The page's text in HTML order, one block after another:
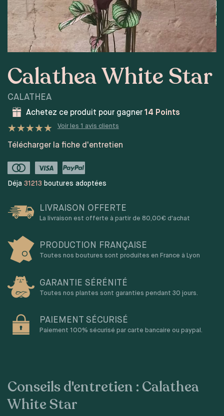
Calathea White Star
CALATHEA
Achetez ce produit pour gagner 14 Points
notation client
Voir les 1 avis clients
Télécharger la fiche d'entretien
Déja 31213 boutures adoptées
LIVRAISON OFFERTE
La livraison est offerte à partir de 80,00€ d'achat
PRODUCTION FRANÇAISE
Toutes nos boutures sont produites en France à Lyon
GARANTIE SÉRÉNITÉ
Toutes nos plantes sont garanties pendant 30 jours.
PAIEMENT SÉCURISÉ
Paiement 100% sécurisé par carte bancaire ou paypal.
Conseils d'entretien : Calathea
White Star